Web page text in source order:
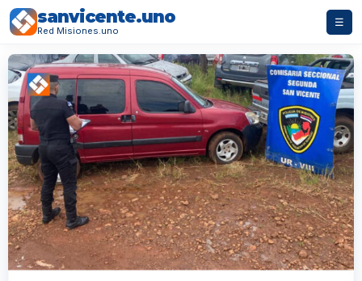
sanvicente.uno
Red Misiones.uno
☰